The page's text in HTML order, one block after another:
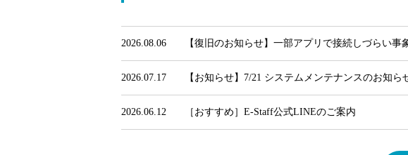
2026.08.06 【復旧のお知らせ】一部アプリで接続しづらい事
2026.07.17 【お知らせ】7/21 システムメンテナンスのお知ら
2026.06.12 ［おすすめ］E-Staff公式LINEのご案内